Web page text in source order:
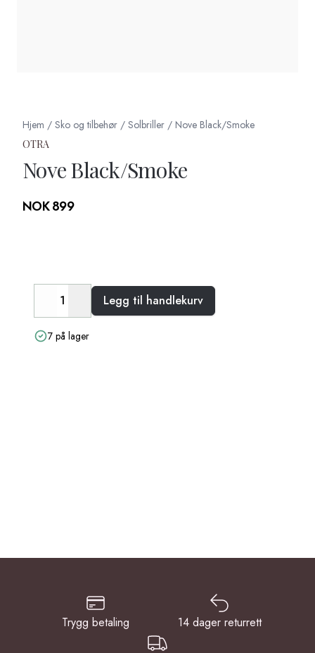
Hjem / Sko og tilbehør / Solbriller / Nove Black/Smoke
OTRA
Nove Black/Smoke
Produktdetaljer
NOK 899
DecreaseIncreaseLegg til handlekurv
7 på lager
Trygg betaling 14 dager returrett